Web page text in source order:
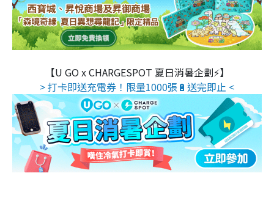
【U GO x CHARGESPOT 夏日消暑企劃⚡】
> 打卡即送充電券！限量1000張🔋送完即止 <